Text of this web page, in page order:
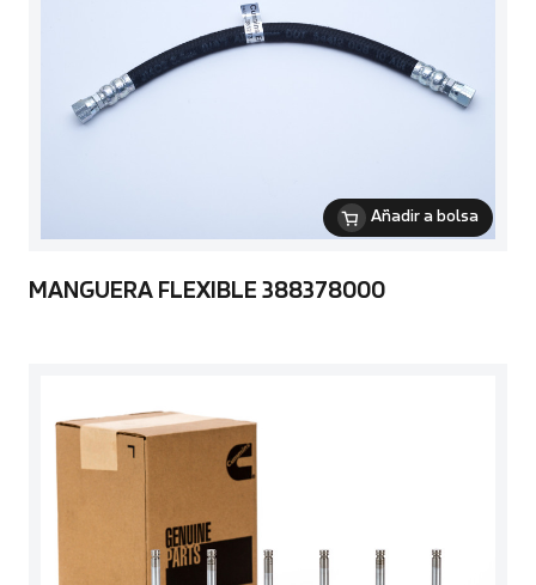
Añadir a bolsa
MANGUERA FLEXIBLE 388378000